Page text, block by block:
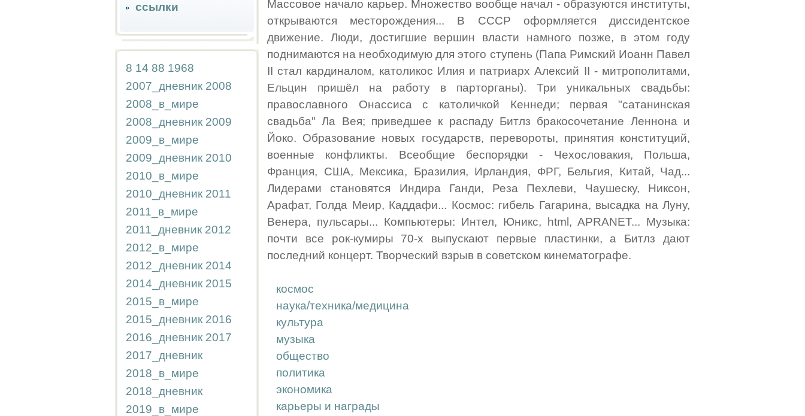
ссылки
8 14 88 1968
2007_дневник 2008
2008_в_мире
2008_дневник 2009
2009_в_мире
2009_дневник 2010
2010_в_мире
2010_дневник 2011
2011_в_мире
2011_дневник 2012
2012_в_мире
2012_дневник 2014
2014_дневник 2015
2015_в_мире
2015_дневник 2016
2016_дневник 2017
2017_дневник
2018_в_мире
2018_дневник
2019_в_мире
Массовое начало карьер. Множество вообще начал - образуются институты,
открываются месторождения... В СССР оформляется диссидентское
движение. Люди, достигшие вершин власти намного позже, в этом году
поднимаются на необходимую для этого ступень (Папа Римский Иоанн Павел
II стал кардиналом, католикос Илия и патриарх Алексий II - митрополитами,
Ельцин пришёл на работу в парторганы). Три уникальных свадьбы:
православного Онассиса с католичкой Кеннеди; первая "сатанинская
свадьба" Ла Вея; приведшее к распаду Битлз бракосочетание Леннона и
Йоко. Образование новых государств, перевороты, принятия конституций,
военные конфликты. Всеобщие беспорядки - Чехословакия, Польша,
Франция, США, Мексика, Бразилия, Ирландия, ФРГ, Бельгия, Китай, Чад...
Лидерами становятся Индира Ганди, Реза Пехлеви, Чаушеску, Никсон,
Арафат, Голда Меир, Каддафи... Космос: гибель Гагарина, высадка на Луну,
Венера, пульсары... Компьютеры: Интел, Юникс, html, APRANET... Музыка:
почти все рок-кумиры 70-х выпускают первые пластинки, а Битлз дают
последний концерт. Творческий взрыв в советском кинематографе.
космос
наука/техника/медицина
культура
музыка
общество
политика
экономика
карьеры и награды